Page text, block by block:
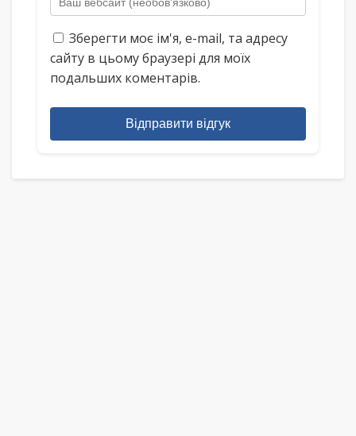
Зберегти моє ім'я, e-mail, та адресу
сайту в цьому браузері для моїх
подальших коментарів.
Відправити відгук